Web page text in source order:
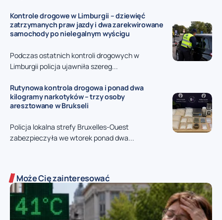
Kontrole drogowe w Limburgii – dziewięć
zatrzymanych praw jazdy i dwa zarekwirowane
samochody po nielegalnym wyścigu
Podczas ostatnich kontroli drogowych w
Limburgii policja ujawniła szereg...
Rutynowa kontrola drogowa i ponad dwa
kilogramy narkotyków – trzy osoby
aresztowane w Brukseli
Policja lokalna strefy Bruxelles-Ouest
zabezpieczyła we wtorek ponad dwa...
Może Cię zainteresować